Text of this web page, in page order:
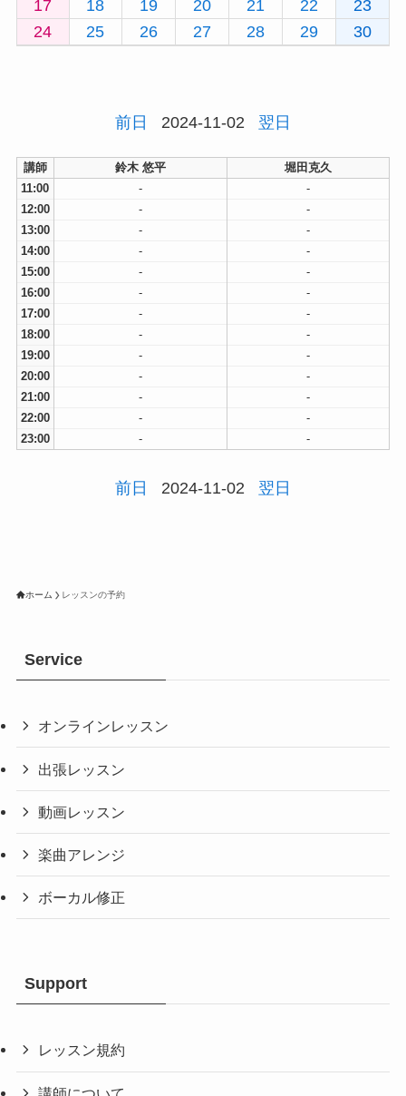
17
18 19 20 21 22
23
24
25 26 27 28 29 30
前日 2024-11-02 翌日
講師 鈴木 悠平
堀田克久
11:00
-
-
12:00
-
-
13:00
-
-
14:00
-
-
15:00
-
-
16:00
-
-
17:00
-
-
18:00
-
-
19:00
-
-
20:00
-
-
21:00
-
-
22:00
-
-
23:00
- -
前日 2024-11-02 翌日
ホーム レッスンの予約
Service
オンラインレッスン
出張レッスン
動画レッスン
楽曲アレンジ
ボーカル修正
Support
レッスン規約